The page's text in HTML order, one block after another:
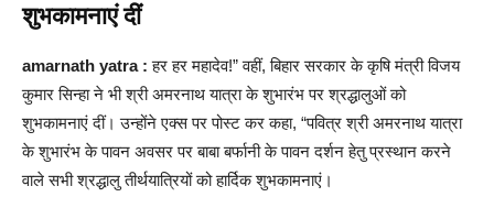
शुभकामनाएं दीं
amarnath yatra :हर हर महादेव!” वहीं, बिहार सरकार के कृषि मंत्री विजय
कुमार सिन्हा ने भी श्री अमरनाथ यात्रा के शुभारंभ पर श्रद्धालुओं को
शुभकामनाएं दीं। उन्होंने एक्स पर पोस्ट कर कहा, “पवित्र श्री अमरनाथ यात्रा
के शुभारंभ के पावन अवसर पर बाबा बर्फानी के पावन दर्शन हेतु प्रस्थान करने
वाले सभी श्रद्धालु तीर्थयात्रियों को हार्दिक शुभकामनाएं।